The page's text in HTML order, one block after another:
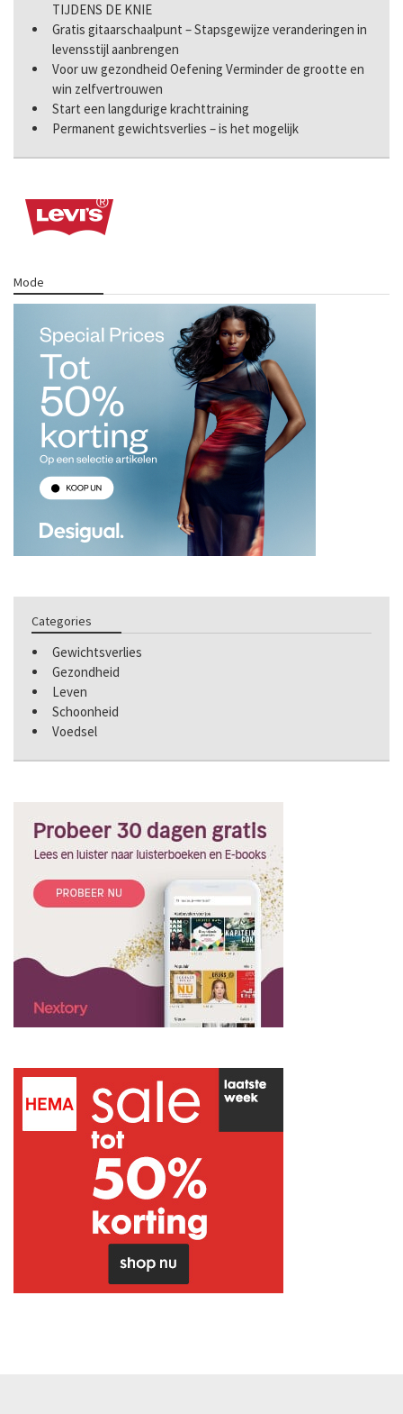
TIJDENS DE KNIE
Gratis gitaarschaalpunt – Stapsgewijze veranderingen in
levensstijl aanbrengen
Voor uw gezondheid Oefening Verminder de grootte en
win zelfvertrouwen
Start een langdurige krachttraining
Permanent gewichtsverlies – is het mogelijk
Mode
Categories
Gewichtsverlies
Gezondheid
Leven
Schoonheid
Voedsel